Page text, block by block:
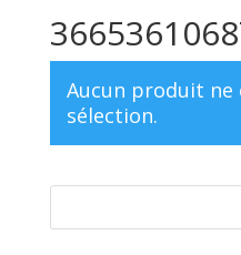
Aucun produit
sélection.